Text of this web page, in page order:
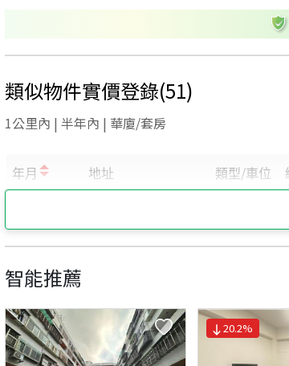
類似物件實價登錄(51)
1公里內 | 半年內 | 華廈/套房
智能推薦
20.2%